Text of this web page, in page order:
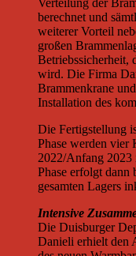
Verteilung der
berechnet und
weiterer Vorteil
großen
Betriebssicherheit,
wird. Die Firma
Brammenkrane
Installation des
Die Fertigstellung
Phase werden vier
2022/Anfang 2023
Phase erfolgt dann
gesamten Lagers
Intensive
Die Duisburger
Danieli erhielt den